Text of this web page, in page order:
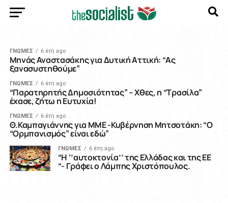
ΓΝΩΜΕΣ 6 έτη ago
Μηνάς Αναστασάκης για Δυτική Αττική: “Ας
ξανασυστηθούμε”
ΓΝΩΜΕΣ 6 έτη ago
“Παρατηρητής Δημοσιότητας” – Χθες, η “Τρασίλα”
έχασε, ζήτω η Ευτυχία!
ΓΝΩΜΕΣ 6 έτη ago
Θ.Καμπαγιάννης για ΜΜΕ -Κυβέρνηση Μητσοτάκη: “Ο
“Ορμπανισμός” είναι εδώ”
ΓΝΩΜΕΣ 6 έτη ago
“Η ‘’αυτοκτονία’’ της Ελλάδας και της ΕΕ
“- Γράφει ο Λάμπης Χριστόπουλος.